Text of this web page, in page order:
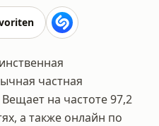
частная
на частоте 97,2
а также онлайн по